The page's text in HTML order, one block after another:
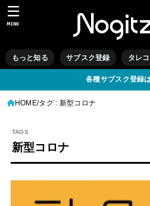
もっと知る サブスク登録 タレ
MENU
各種サブスク登録
HOME タグ : 新型コロナ
新型コロナ